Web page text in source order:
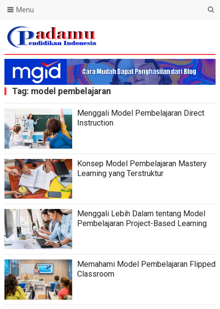
Blog Padamu
Menu
Tag: model pembelajaran
Menggali Model Pembelajaran Direct
Instruction
Konsep Model Pembelajaran Mastery
Learning yang Terstruktur
Menggali Lebih Dalam tentang Model
Pembelajaran Project-Based Learning
Memahami Model Pembelajaran Flipped
Classroom